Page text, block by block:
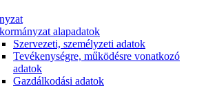
alapadatok
Szervezeti, személyzeti adatok
Tevékenységre, működésre vonatkozó
adatok
Gazdálkodási adatok